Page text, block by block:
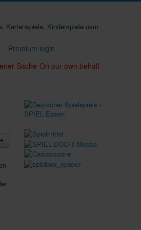
Kartenspiele, Kinderspiele uvm.
Premium login
Sache-On our own behalf